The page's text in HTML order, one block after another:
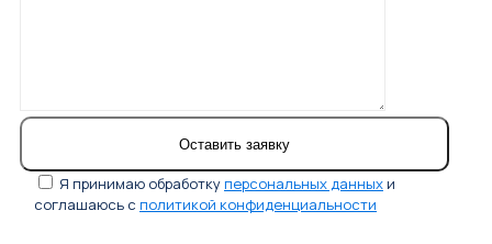
Я принимаю обработкуперсональных данных и
соглашаюсь с политикой конфиденциальности